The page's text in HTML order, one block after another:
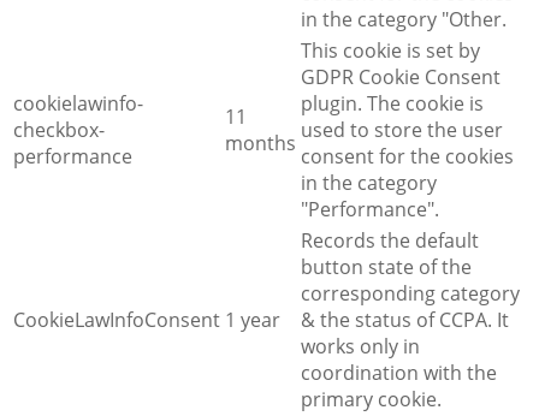
in the category "Other.
cookielawinfo-
checkbox-
performance
11
months
This cookie is set by
GDPR Cookie Consent
plugin. The cookie is
used to store the user
consent for the cookies
in the category
"Performance".
CookieLawInfoConsent 1 year
Records the default
button state of the
corresponding category
& the status of CCPA. It
works only in
coordination with the
primary cookie.